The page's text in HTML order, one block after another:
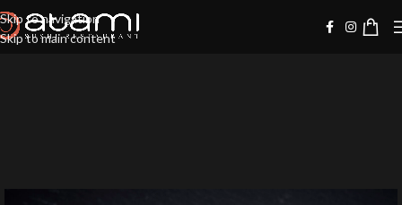
Skip to navigation
Skip to main content